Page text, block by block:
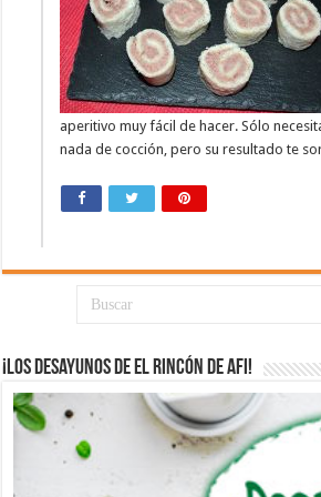
aperitivo muy fácil de hacer. Sólo
nada de cocción, pero su resultado te
¡Los desayunos de El Rincón de Afi!